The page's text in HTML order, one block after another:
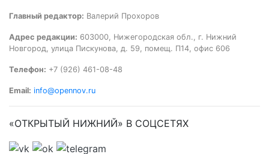
Главный редактор: Валерий Прохоров
Адрес редакции: 603000, Нижегородская обл., г. Нижний
Новгород, улица Пискунова, д. 59, помещ. П14, офис 606
Телефон: +7 (926) 461-08-48
Email: info@opennov.ru
«ОТКРЫТЫЙ НИЖНИЙ» В СОЦСЕТЯХ